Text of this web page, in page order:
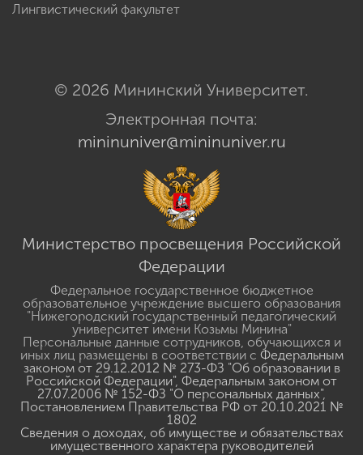
Лингвистический факультет
© 2026 Мининский Университет.
Электронная почта:
mininuniver@mininuniver.ru
Министерство просвещения Российской
Федерации
Федеральное государственное бюджетное
образовательное учреждение высшего образования
"Нижегородский государственный педагогический
университет имени Козьмы Минина"
Персональные данные сотрудников, обучающихся и
иных лиц размещены в соответствии с Федеральным
законом от 29.12.2012 № 273-ФЗ "Об образовании в
Российской Федерации", Федеральным законом от
27.07.2006 № 152-ФЗ "О персональных данных",
Постановлением Правительства РФ от 20.10.2021 №
1802
Сведения о доходах, об имуществе и обязательствах
имущественного характера руководителей